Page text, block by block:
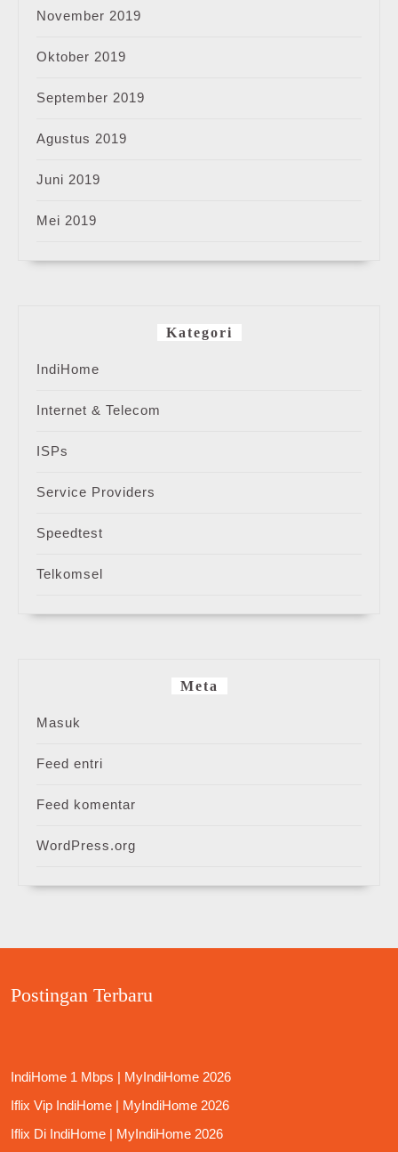
November 2019
Oktober 2019
September 2019
Agustus 2019
Juni 2019
Mei 2019
Kategori
IndiHome
Internet & Telecom
ISPs
Service Providers
Speedtest
Telkomsel
Meta
Masuk
Feed entri
Feed komentar
WordPress.org
Postingan Terbaru
IndiHome 1 Mbps | MyIndiHome 2026
Iflix Vip IndiHome | MyIndiHome 2026
Iflix Di IndiHome | MyIndiHome 2026